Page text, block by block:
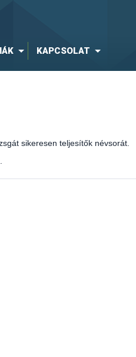
KAPCSOLAT
sikeresen teljesítők névsorát.
sikeresen teljesítők névsorát.